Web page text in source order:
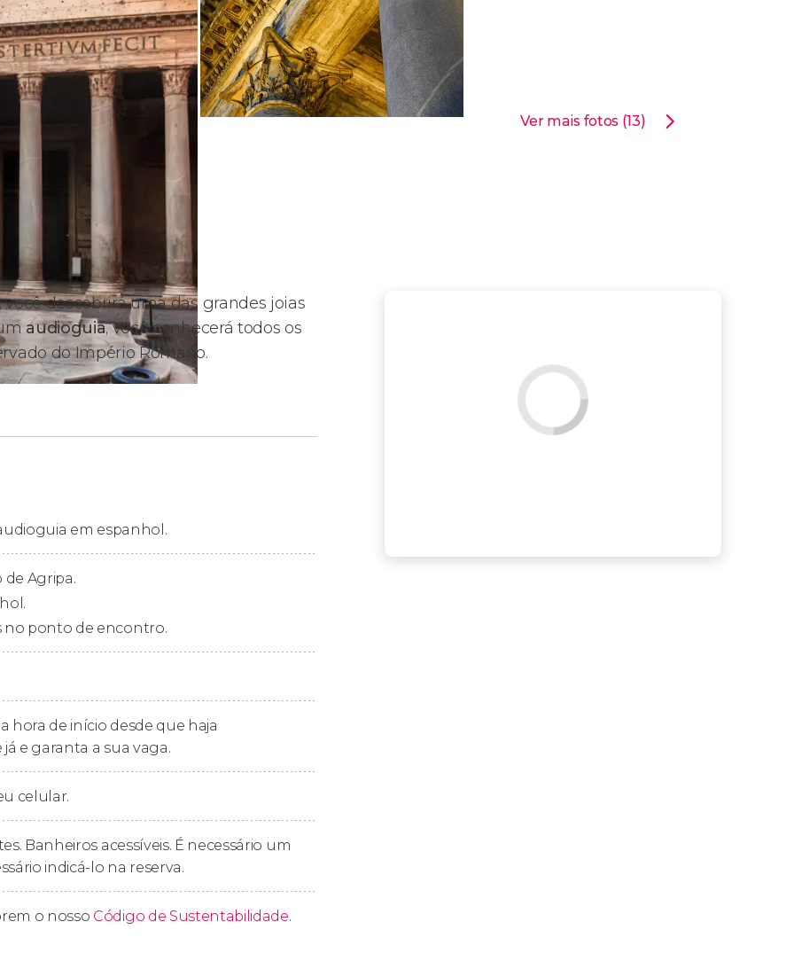
Ver mais fotos (13)
você descobrirá uma das grandes joias
audioguia, você conhecerá todos os
do Império Romano.
da visita, será o momento de irmos até
pelo controle de segurança obrigatório,
esse templo milenar por conta própria.
edifício fascina arquitetos e artistas há
com a maior cúpula de concreto do
por trás de sua imponente cúpula
do edifício como um templo dedicado
naBasílica de Santa Maria dos
perfeita preservação.
encontrar os locais de descanso eterno
em espanhol.
Agripa.
no ponto de encontro.
hora de início desde que haja
e garanta a sua vaga.
celular.
Banheiros acessíveis. É necessário um
indicá-lo na reserva.
o nosso Código de Sustentabilidade.